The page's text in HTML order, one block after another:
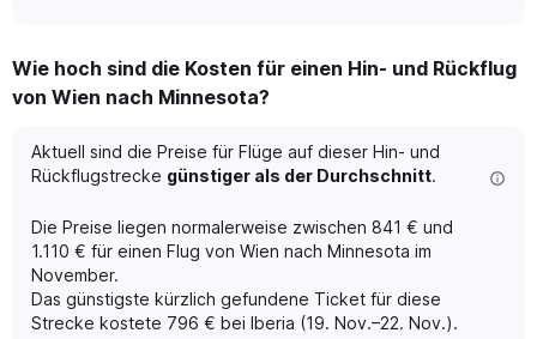
Range:
12
The
chart
has
Y
axis
displaying
values.
Range:
Wie hoch sind die Kosten für einen Hin- und Rückflug
von Wien nach Minnesota?
Aktuell sind die Preise für Flüge auf dieser Hin- und
Rückflugstrecke günstiger als der Durchschnitt.
Die Preise liegen normalerweise zwischen 841 € und
1.110 € für einen Flug von Wien nach Minnesota im
November.
Das günstigste kürzlich gefundene Ticket für diese
Strecke kostete 796 € bei Iberia (19. Nov.–22. Nov.).